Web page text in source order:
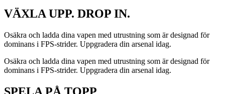
VÄXLA UPP. DROP IN.
Osäkra och ladda dina vapen med utrustning som är designad för
dominans i FPS-strider. Uppgradera din arsenal idag.
Osäkra och ladda dina vapen med utrustning som är designad för
dominans i FPS-strider. Uppgradera din arsenal idag.